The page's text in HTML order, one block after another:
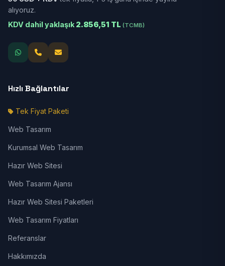
alıyoruz.
KDV dahil yaklaşık 2.856,51 TL (TCMB)
Hızlı Bağlantılar
Tek Fiyat Paketi
Web Tasarım
Kurumsal Web Tasarım
Hazır Web Sitesi
Web Tasarım Ajansı
Hazır Web Sitesi Paketleri
Web Tasarım Fiyatları
Referanslar
Hakkımızda